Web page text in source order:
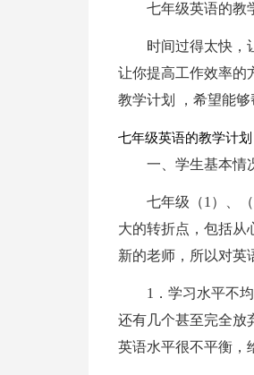
七年级英语的教
时间过得太快，
让你提高工作效率的
教学计划 ，希望能够
七年级英语的教学计划
一、学生基本情
七年级（1）、
大的转折点，包括从
新的老师，所以对英
1．学习水平不
还有几个甚至完全放
英语水平很不平衡，